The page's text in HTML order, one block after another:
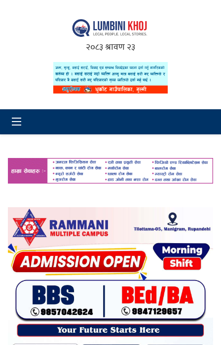
२०८३ श्रावण २३